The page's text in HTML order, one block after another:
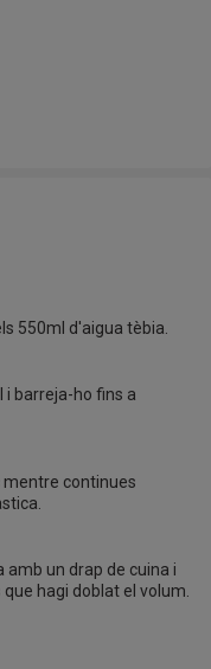
550ml d'aigua tèbia.
barreja-ho fins a
mentre continues
amb un drap de cuina i
hagi doblat el volum.